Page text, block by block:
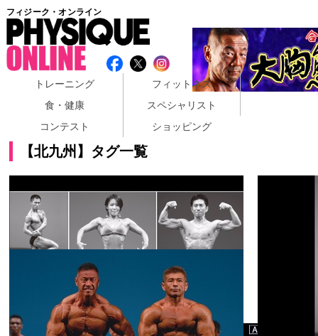
フィジーク・オンライン
トレーニング
フィットネス
食・健康
スペシャリスト
コンテスト
ショッピング
【北九州】タグ一覧